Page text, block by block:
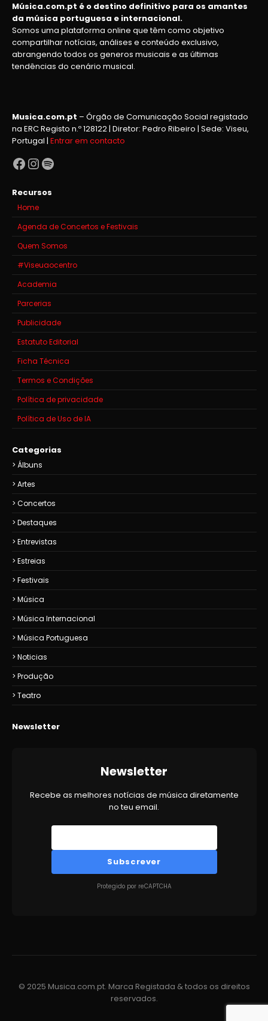
Música.com.pt é o destino definitivo para os amantes
da música portuguesa e internacional.
Somos uma plataforma online que têm como objetivo
compartilhar notícias, análises e conteúdo exclusivo,
abrangendo todos os generos musicais e as últimas
tendências do cenário musical.
Musica.com.pt – Órgão de Comunicação Social registado
na ERC Registo n.º 128122 | Diretor: Pedro Ribeiro | Sede: Viseu,
Portugal | Entrar em contacto
Facebook
Instagram
Spotify
Recursos
Home
Agenda de Concertos e Festivais
Quem Somos
#Viseuaocentro
Academia
Parcerias
Publicidade
Estatuto Editorial
Ficha Técnica
Termos e Condições
Política de privacidade
Política de Uso de IA
Categorias
Álbuns
Artes
Concertos
Destaques
Entrevistas
Estreias
Festivais
Música
Música Internacional
Música Portuguesa
Noticias
Produção
Teatro
Newsletter
Newsletter
Recebe as melhores notícias de música diretamente
no teu email.
Subscrever
Protegido por reCAPTCHA
© 2025 Musica.com.pt. Marca Registada & todos os direitos
reservados.